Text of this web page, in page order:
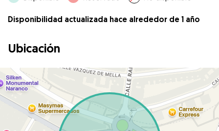
Disponibilidad actualizada hace alrededor de 1 año
Ubicación